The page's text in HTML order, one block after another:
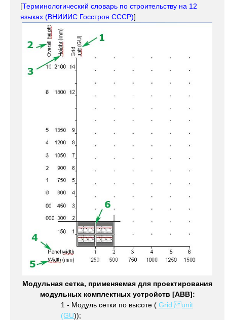
[Терминологический словарь по строительству на 12
языках (ВНИИИС Госстроя СССР)]
Модульная сетка, применяемая для проектирования
модульных комплектных устройств [ABB]:
1 - Модуль сетки по высоте ( Grid unit
(GU));